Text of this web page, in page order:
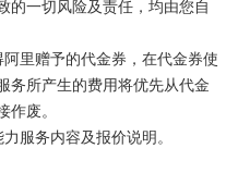
的一切风险及责任，均由您自
里赠予的代金券，在代金券使
务所产生的费用将优先从代金
作废。
服务内容及报价说明。